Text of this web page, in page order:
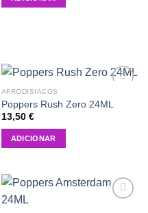
wishlist
AFRODISÍACOS
Poppers Rush Zero 24ML
13,50 €
ADICIONAR